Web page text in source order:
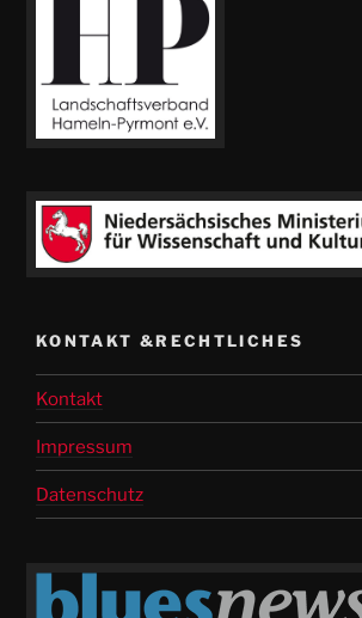
KONTAKT &RECHTLICHES
Kontakt
Impressum
Datenschutz